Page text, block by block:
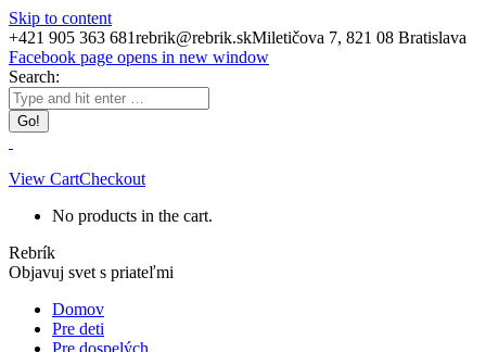
Skip to content
+421 905 363 681rebrik@rebrik.skMiletičova 7, 821 08 Bratislava
Facebook page opens in new window
Search:
View CartCheckout
No products in the cart.
Rebrík
Objavuj svet s priateľmi
Domov
Pre deti
Pre dospelých